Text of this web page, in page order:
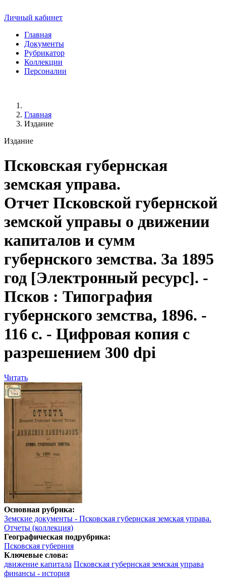
Личный кабинет
Главная
Документы
Рубрикатор
Коллекции
Персоналии
Главная
Издание
Издание
Псковская губернская
земская управа.
Отчет Псковской губернской
земской управы о движении
капиталов и сумм
губернского земства. За 1895
год [Электронный ресурс]. -
Псков : Типография
губернского земства, 1896. -
116 с. - Цифровая копия с
разрешением 300 dpi
Читать
Основная рубрика:
Земские документы - Псковская губернская земская управа.
Отчеты (коллекция)
Географическая подрубрика:
Псковская губерния
Ключевые слова:
движение капитала Псковская губернская земская управа
финансы - история